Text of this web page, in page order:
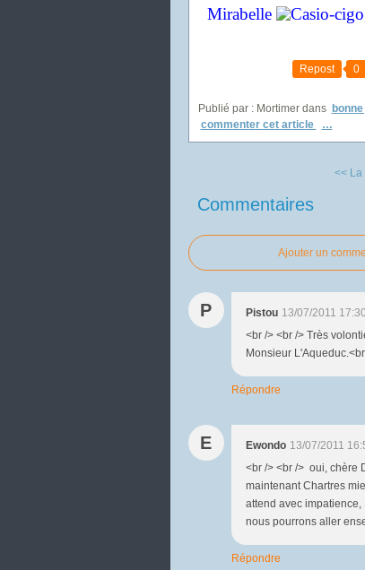
Mirabelle
Repost 0
Publié par : Mortimer dans
commenter cet article
…
<< La
Commentaires
Ajouter un
P Pistou 13/07/2011 17:30
<br /> <br /> Très
Monsieur
Répondre
E Ewondo 13/07/2011
<br /> <br /> oui, chère
maintenant Chartres
attend avec
nous pourrons aller
Répondre